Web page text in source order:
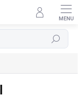
Hledat